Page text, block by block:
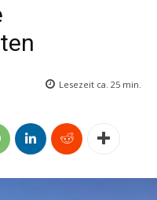
Lesezeit ca. 25 min.